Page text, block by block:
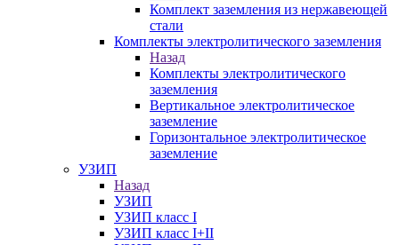
Комплект заземления из нержавеющей
стали
Комплекты электролитического заземления
Назад
Комплекты электролитического
заземления
Вертикальное электролитическое
заземление
Горизонтальное электролитическое
заземление
УЗИП
Назад
УЗИП
УЗИП класс I
УЗИП класс I+II